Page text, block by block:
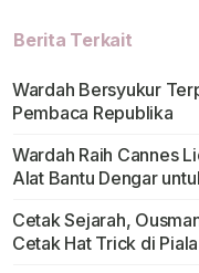
Berita Terkait
Wardah Bersyukur
Pembaca Republika
Wardah Raih Cannes
Alat Bantu Dengar
Cetak Sejarah,
Cetak Hat Trick di